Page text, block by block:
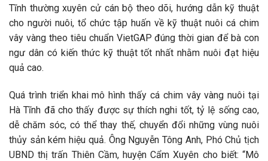
Tĩnh thường xuyên cử cán bộ theo dõi, hướng dẫn kỹ thuật
cho người nuôi, tổ chức tập huấn về kỹ thuật nuôi cá chim
vây vàng theo tiêu chuẩn VietGAP đúng thời gian để bà con
ngư dân có kiến thức kỹ thuật tốt nhất nhằm nuôi đạt hiệu
quả cao.
Quá trình triển khai mô hình thấy cá chim vây vàng nuôi tại
Hà Tĩnh đã cho thấy được sự thích nghi tốt, tỷ lệ sống cao,
dễ chăm sóc, có thể thay thế, chuyển đổi những vùng nuôi
thủy sản kém hiệu quả. Ông Nguyễn Tông Anh, Phó Chủ tịch
UBND thị trấn Thiên Cầm, huyện Cẩm Xuyên cho biết: “Mô